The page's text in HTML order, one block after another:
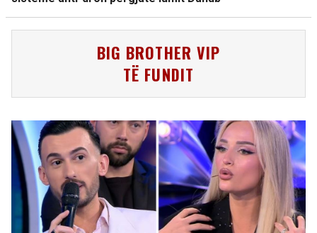
BIG BROTHER VIP
TË FUNDIT